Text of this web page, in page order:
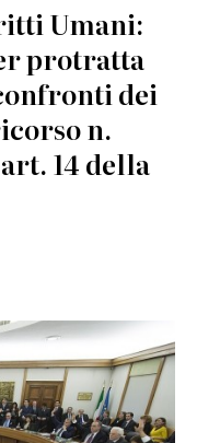
Umani:
protratta
dei
n.
14 della